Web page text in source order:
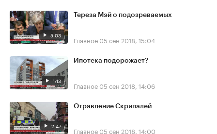
5:03
Тереза Мэй о подозреваемых
Главное 05 сен 2018, 15:04
1:13
Ипотека подорожает?
Главное 05 сен 2018, 14:06
2:47
Отравление Скрипалей
Главное 05 сен 2018, 14:00